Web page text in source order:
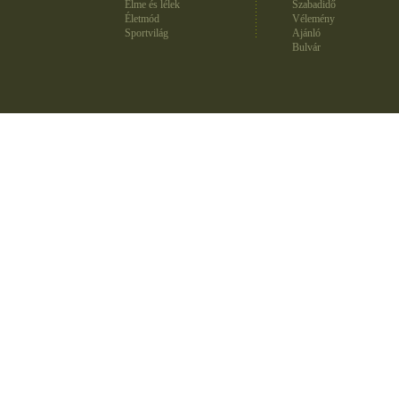
Elme és lélek
Életmód
Sportvilág
Szabadidő
Vélemény
Ajánló
Bulvár